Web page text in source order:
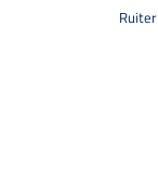
Ruiter